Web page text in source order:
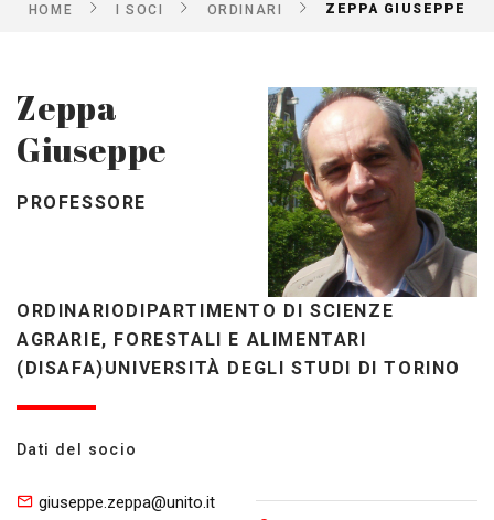
HOME I SOCI ORDINARI ZEPPA GIUSEPPE
Zeppa
Giuseppe
PROFESSORE
ORDINARIODIPARTIMENTO DI SCIENZE
AGRARIE, FORESTALI E ALIMENTARI
(DISAFA)UNIVERSITÀ DEGLI STUDI DI TORINO
Dati del socio
giuseppe.zeppa@unito.it